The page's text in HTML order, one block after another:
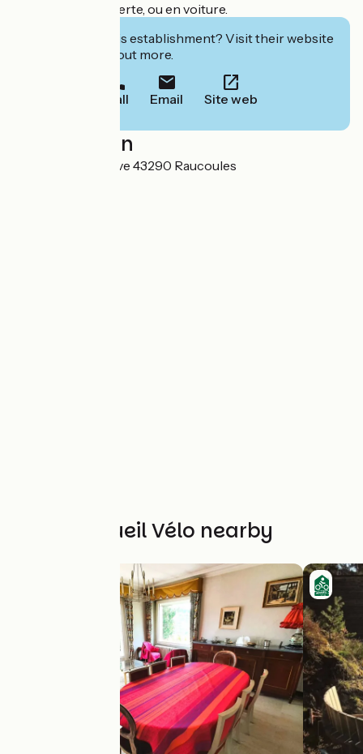
à vélo par la voie verte, ou en voiture.
Interested in this establishment? Visit their website
to book or find out more.
Call Email Site web
Localisation
465, route de Chave 43290 Raucoules
Other Accueil Vélo nearby